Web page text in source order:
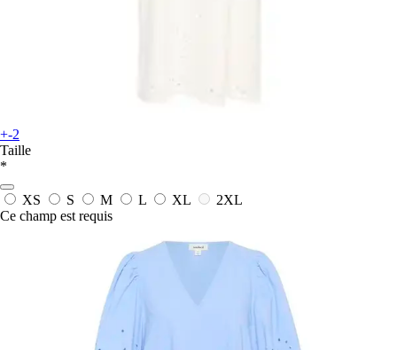
+-2
Taille
*
XS S M L XL
2XL
Ce champ est requis